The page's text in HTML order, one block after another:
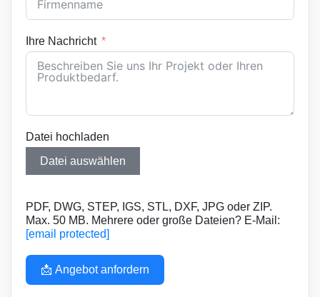
Ihre Nachricht
Datei hochladen
Datei auswählen
PDF, DWG, STEP, IGS, STL, DXF, JPG oder ZIP.
Max. 50 MB. Mehrere oder große Dateien? E-Mail:
[email protected]
📩 Angebot anfordern